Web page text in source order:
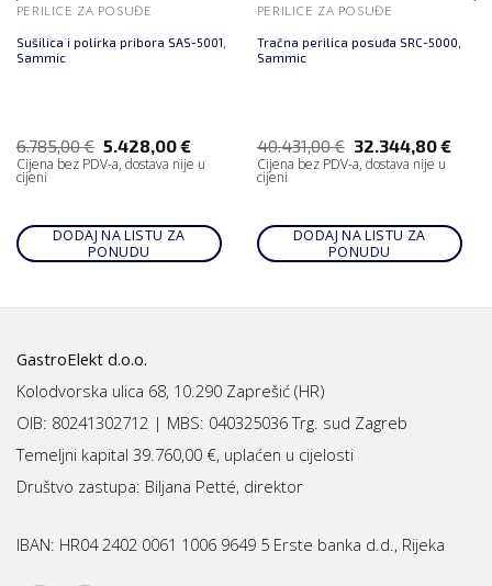
PERILICE ZA POSUĐE
Sušilica i polirka pribora SAS-5001,
Sammic
6.785,00€ 5.428,00€
Cijena bez PDV-a, dostava nije u
cijeni
DODAJ NA LISTU ZA
PONUDU
PERILICE ZA POSUĐE
Tračna perilica posuđa SRC-5000,
Sammic
40.431,00€ 32.344,80€
Cijena bez PDV-a, dostava nije u
cijeni
DODAJ NA LISTU ZA
PONUDU
GastroElekt d.o.o.
Kolodvorska ulica 68, 10.290 Zaprešić (HR)
OIB: 80241302712 | MBS: 040325036 Trg. sud Zagreb
Temeljni kapital 39.760,00 €, uplaćen u cijelosti
Društvo zastupa: Biljana Petté, direktor
IBAN: HR04 2402 0061 1006 9649 5 Erste banka d.d., Rijeka